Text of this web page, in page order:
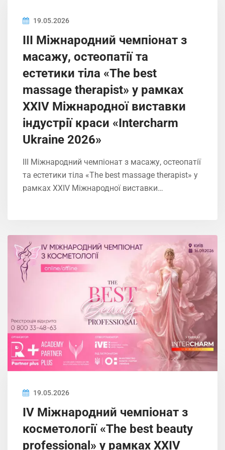
19.05.2026
ІIІ Міжнародний чемпіонат з
масажу, остеопатії та
естетики тіла «The best
massage therapist» у рамках
XXIV Міжнародної виставки
індустрії краси «Intercharm
Ukrainе 2026»
ІIІ Міжнародний чемпіонат з масажу, остеопатії
та естетики тіла «The best massage therapist» у
рамках XXIV Міжнародної виставки…
19.05.2026
IV Міжнародний чемпіонат з
косметології «The best beauty
professional» у рамках XXIV